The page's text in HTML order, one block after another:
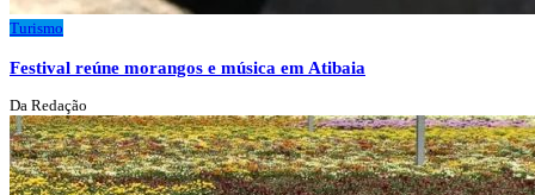
Turismo
Festival reúne morangos e música em Atibaia
Da Redação